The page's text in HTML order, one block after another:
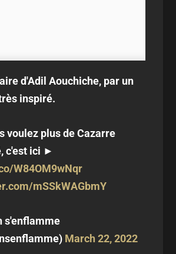
d'Adil Aouchiche, par un
inspiré.
voulez plus de Cazarre
c'est ici ►
W84OM9wNqr
mSSkWAGbmY
s'enflamme
March 22, 2022